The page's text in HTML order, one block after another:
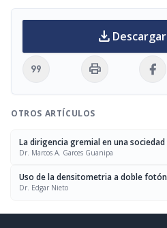
download
format_quote print
OTROS ARTÍCULOS
La dirigencia gremial en una
Dr. Marcos A. Garces Guanipa
Uso de la densitometria a doble
Dr. Edgar Nieto